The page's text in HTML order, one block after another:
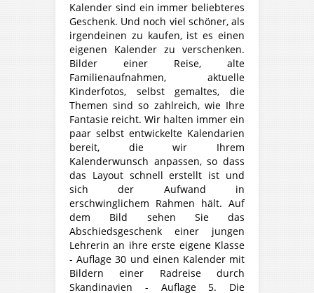
Kalender sind ein immer beliebteres
Geschenk. Und noch viel schöner, als
irgendeinen zu kaufen, ist es einen
eigenen Kalender zu verschenken.
Bilder einer Reise, alte
Familienaufnahmen, aktuelle
Kinderfotos, selbst gemaltes, die
Themen sind so zahlreich, wie Ihre
Fantasie reicht. Wir halten immer ein
paar selbst entwickelte Kalendarien
bereit, die wir Ihrem
Kalenderwunsch anpassen, so dass
das Layout schnell erstellt ist und
sich der Aufwand in
erschwinglichem Rahmen hält. Auf
dem Bild sehen Sie das
Abschiedsgeschenk einer jungen
Lehrerin an ihre erste eigene Klasse
- Auflage 30 und einen Kalender mit
Bildern einer Radreise durch
Skandinavien - Auflage 5. Die